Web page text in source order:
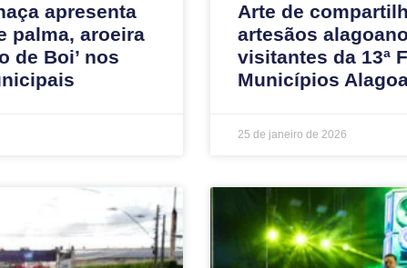
apresenta
palma, aroeira
de Boi’ nos
Arte de
artesãos
visitantes da 13ª
Municípios
25 de janeiro de 2026